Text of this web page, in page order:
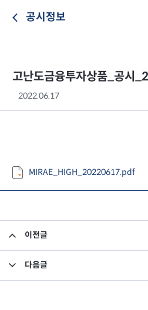
공시정보
고난도금융투자상품_공시
2022.06.17
MIRAE_HIGH_20220617.pdf
이전글
다음글